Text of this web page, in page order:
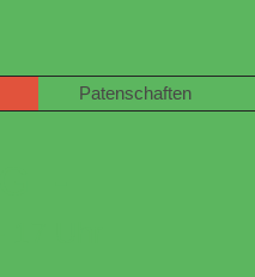
Patenschaften